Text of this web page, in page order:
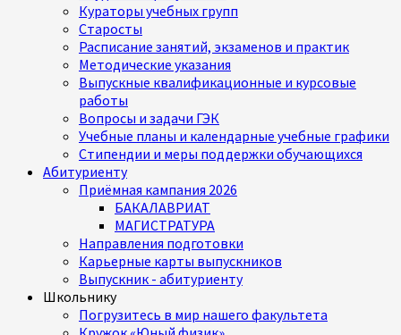
Кураторы учебных групп
Старосты
Расписание занятий, экзаменов и практик
Методические указания
Выпускные квалификационные и курсовые
работы
Вопросы и задачи ГЭК
Учебные планы и календарные учебные графики
Стипендии и меры поддержки обучающихся
Абитуриенту
Приёмная кампания 2026
БАКАЛАВРИАТ
МАГИСТРАТУРА
Направления подготовки
Карьерные карты выпускников
Выпускник - абитуриенту
Школьнику
Погрузитесь в мир нашего факультета